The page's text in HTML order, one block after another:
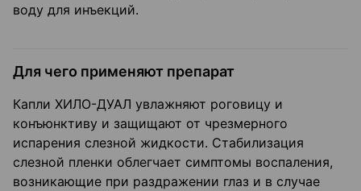
воду для инъекций.
Для чего применяют препарат
Капли ХИЛО-ДУАЛ увлажняют роговицу и
конъюнктиву и защищают от чрезмерного
испарения слезной жидкости. Стабилизация
слезной пленки облегчает симптомы воспаления,
возникающие при раздражении глаз и в случае